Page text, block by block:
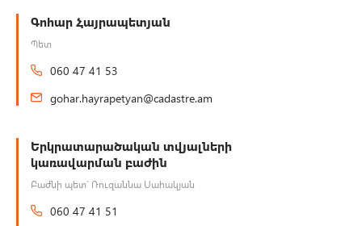
Գոհար Հայրապետյան
Պետ
060 47 41 53
gohar.hayrapetyan@cadastre.am
Երկրատարածական տվյալների
կառավարման բաժին
Բաժնի պետ` Ռուզաննա Սահակյան
060 47 41 51